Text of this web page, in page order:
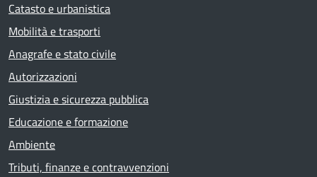
Catasto e urbanistica
Mobilità e trasporti
Anagrafe e stato civile
Autorizzazioni
Giustizia e sicurezza pubblica
Educazione e formazione
Ambiente
Tributi, finanze e contravvenzioni